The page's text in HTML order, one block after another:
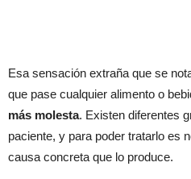
Esa sensación extraña que se
que pase cualquier alimento o
más molesta. Existen diferentes
paciente, y para poder tratarlo es
causa concreta que lo produce.